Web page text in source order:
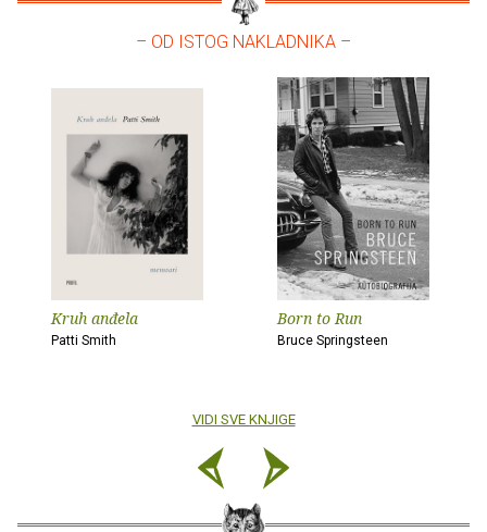
– OD ISTOG NAKLADNIKA –
Kruh anđela
Patti Smith
Born to Run
Bruce Springsteen
VIDI SVE KNJIGE